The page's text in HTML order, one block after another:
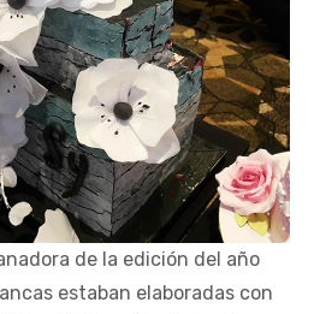
de la edición del año
estaban elaboradas con